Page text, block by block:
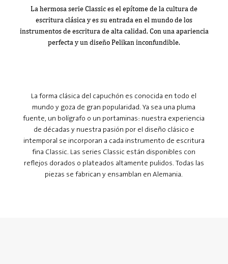
La hermosa serie Classic es el epítome de la cultura de
escritura clásica y es su entrada en el mundo de los
instrumentos de escritura de alta calidad. Con una apariencia
perfecta y un diseño Pelikan inconfundible.
La forma clásica del capuchón es conocida en todo el
mundo y goza de gran popularidad. Ya sea una pluma
fuente, un bolígrafo o un portaminas: nuestra experiencia
de décadas y nuestra pasión por el diseño clásico e
intemporal se incorporan a cada instrumento de escritura
fina Classic. Las series Classic están disponibles con
reflejos dorados o plateados altamente pulidos. Todas las
piezas se fabrican y ensamblan en Alemania.